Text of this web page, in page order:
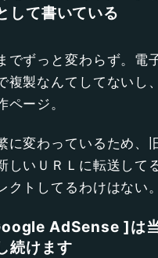
して書いている
でずっと変わらず。電
複製なんてしてないし
ージ。
に変わっているため、
しいＵＲＬに転送して
クトしてるわけはない。
AdSense ]は
続けます